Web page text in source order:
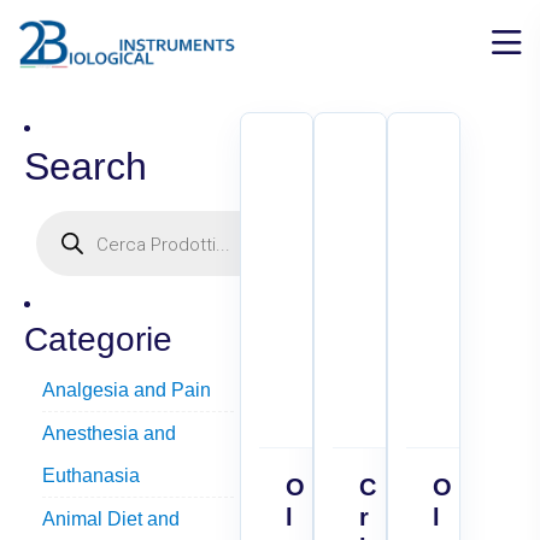
Search
Categorie
Analgesia and Pain
Anesthesia and
Euthanasia
Animal Diet and
O
C
r
O